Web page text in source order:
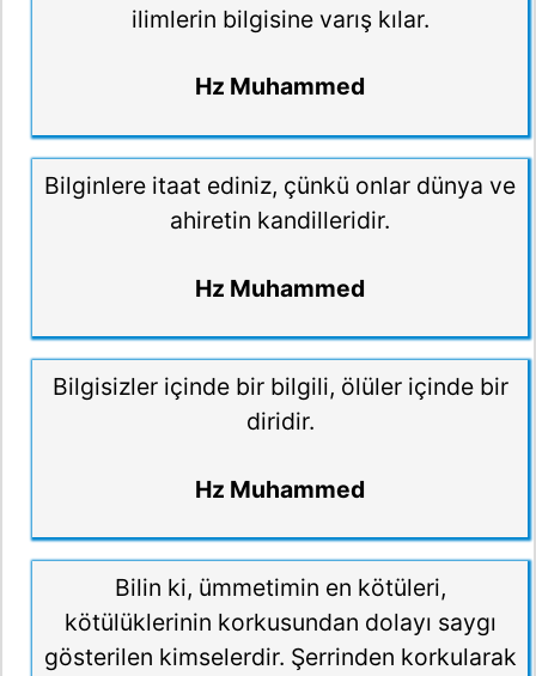
ilimlerin bilgisine varış kılar.
Hz Muhammed
Bilginlere itaat ediniz, çünkü onlar dünya ve
ahiretin kandilleridir.
Hz Muhammed
Bilgisizler içinde bir bilgili, ölüler içinde bir
diridir.
Hz Muhammed
Bilin ki, ümmetimin en kötüleri,
kötülüklerinin korkusundan dolayı saygı
gösterilen kimselerdir. Şerrinden korkularak